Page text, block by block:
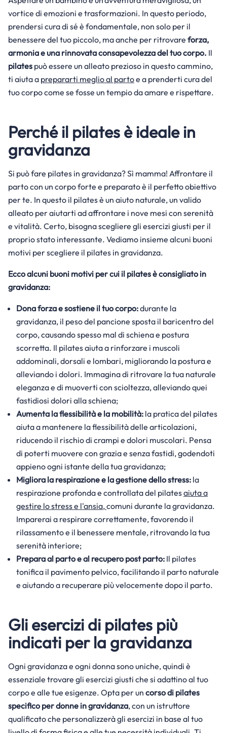
vortice di emozioni e trasformazioni. In questo periodo,
prendersi cura di sé è fondamentale, non solo per il
benessere del tuo piccolo, ma anche per ritrovare forza,
armonia e una rinnovata consapevolezza del tuo corpo. Il
pilates può essere un alleato prezioso in questo cammino,
ti aiuta a prepararti meglio al partoe a prenderti cura del
tuo corpo come se fosse un tempio da amare e rispettare.
Perché il pilates è ideale in
gravidanza
Si può fare pilates in gravidanza? Sì mamma! Affrontare il
parto con un corpo forte e preparato è il perfetto obiettivo
per te. In questo il pilates è un aiuto naturale, un valido
alleato per aiutarti ad affrontare i nove mesi con serenità
e vitalità. Certo, bisogna scegliere gli esercizi giusti per il
proprio stato interessante. Vediamo insieme alcuni buoni
motivi per scegliere il pilates in gravidanza.
Ecco alcuni buoni motivi per cui il pilates è consigliato in
gravidanza:
Dona forza e sostiene il tuo corpo:durante la
gravidanza, il peso del pancione sposta il baricentro del
corpo, causando spesso mal di schiena e postura
scorretta. Il pilates aiuta a rinforzare i muscoli
addominali, dorsali e lombari, migliorando la postura e
alleviando i dolori. Immagina di ritrovare la tua naturale
eleganza e di muoverti con scioltezza, alleviando quei
fastidiosi dolori alla schiena;
Aumenta la flessibilità e la mobilità: la pratica del pilates
aiuta a mantenere la flessibilità delle articolazioni,
riducendo il rischio di crampi e dolori muscolari. Pensa
di poterti muovere con grazia e senza fastidi, godendoti
appieno ogni istante della tua gravidanza;
Migliora la respirazione e la gestione dello stress: la
respirazione profonda e controllata del pilatesaiuta a
gestire lo stress e l'ansia,comuni durante la gravidanza.
Imparerai a respirare correttamente, favorendo il
rilassamento e il benessere mentale, ritrovando la tua
serenità interiore;
Prepara al parto e al recupero post parto: Il pilates
tonifica il pavimento pelvico, facilitando il parto naturale
e aiutando a recuperare più velocemente dopo il parto.
Gli esercizi di pilates più
indicati per la gravidanza
Ogni gravidanza e ogni donna sono uniche, quindi è
essenziale trovare gli esercizi giusti che si adattino al tuo
corpo e alle tue esigenze. Opta per un corso di pilates
specifico per donne in gravidanza, con un istruttore
qualificato che personalizzerà gli esercizi in base al tuo